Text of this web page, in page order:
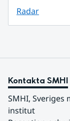
Radar
Kontakta SMHI
SMHI,
institut